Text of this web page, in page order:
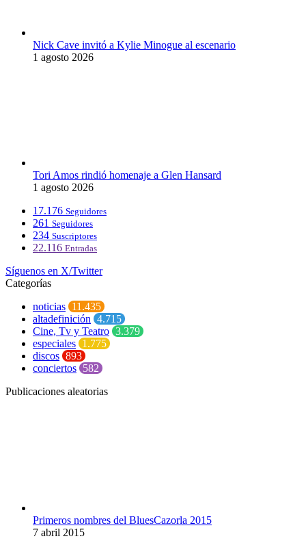
Nick Cave invitó a Kylie Minogue al escenario
1 agosto 2026
Tori Amos rindió homenaje a Glen Hansard
1 agosto 2026
17.176 Seguidores
261 Seguidores
234 Suscriptores
22.116 Entradas
Síguenos en X/Twitter
Categorías
noticias 11.435
altadefinición 4.715
Cine, Tv y Teatro 3.379
especiales 1.775
discos 893
conciertos 582
Publicaciones aleatorias
Primeros nombres del BluesCazorla 2015
7 abril 2015